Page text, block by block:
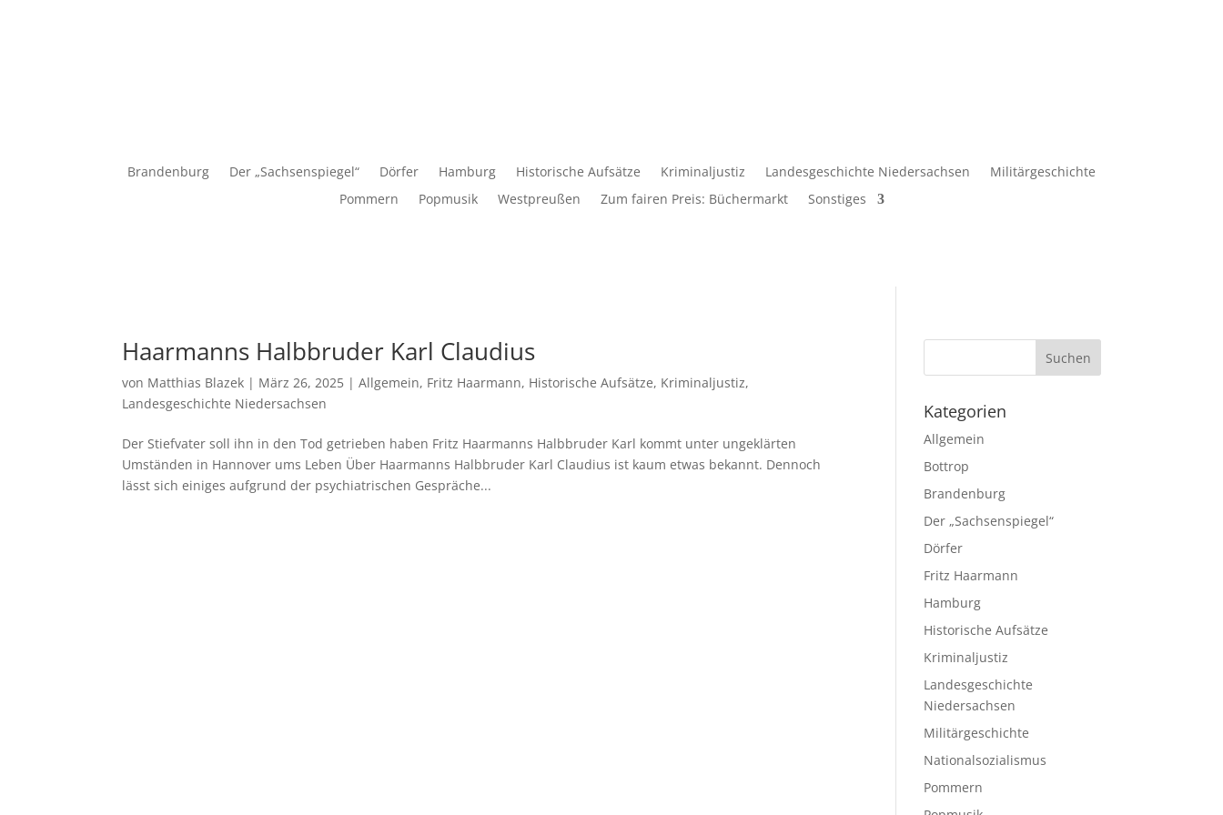
Brandenburg Der „Sachsenspiegel“ Dörfer Hamburg Historische Aufsätze Kriminaljustiz Landesgeschichte Niedersachsen
Militärgeschichte
Pommern
Popmusik Westpreußen Zum fairen Preis: Büchermarkt Sonstiges
Haarmanns Halbbruder Karl Claudius
von Matthias Blazek | März 26, 2025 |Allgemein, Fritz Haarmann, Historische Aufsätze, Kriminaljustiz,
Landesgeschichte Niedersachsen
Der Stiefvater soll ihn in den Tod getrieben haben Fritz Haarmanns Halbbruder Karl kommt unter ungeklärten
Umständen in Hannover ums Leben Über Haarmanns Halbbruder Karl Claudius ist kaum etwas bekannt. Dennoch
lässt sich einiges aufgrund der psychiatrischen Gespräche...
Kategorien
Allgemein
Bottrop
Brandenburg
Der „Sachsenspiegel“
Dörfer
Fritz Haarmann
Hamburg
Historische Aufsätze
Kriminaljustiz
Landesgeschichte
Niedersachsen
Militärgeschichte
Nationalsozialismus
Pommern